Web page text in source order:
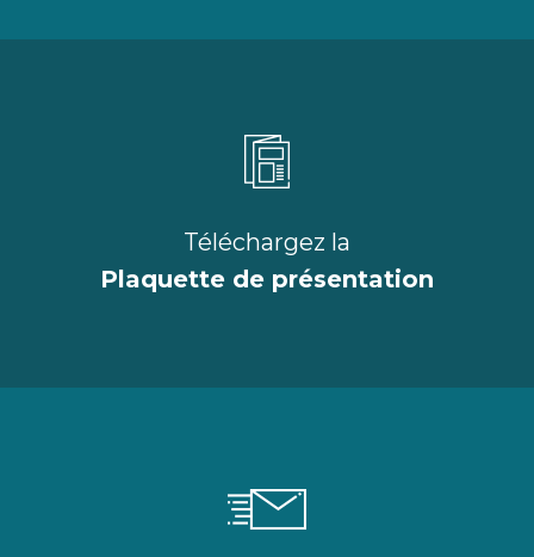
Téléchargez la
Plaquette de présentation